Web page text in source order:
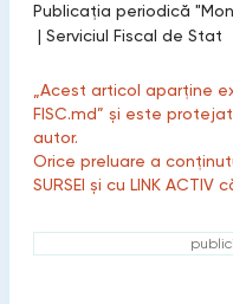
Publicaţia periodică
| Serviciul Fiscal de Stat
„Acest articol aparține
FISC.md” și este
autor.
Orice preluare a
SURSEI și cu LINK